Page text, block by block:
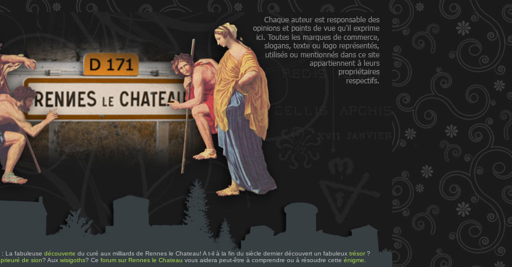
: La fabuleuse découverte du curé aux milliards de Rennes le Chateau! A t-il à la fin du siècle dernier découvert un fabuleux trésor ?
prieuré de sion? Aux wisigoths? Ce forum sur Rennes le Chateau vous aidera peut-être à comprendre ou à résoudre cette énigme